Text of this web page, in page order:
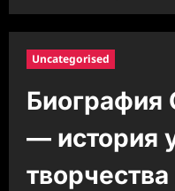
Uncategorised
Биография
— история